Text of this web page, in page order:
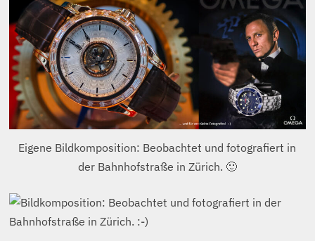
Eigene Bildkomposition: Beobachtet und fotografiert in
der Bahnhofstraße in Zürich. 🙂